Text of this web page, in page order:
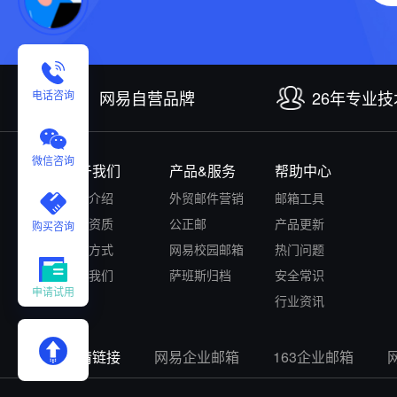
电话咨询
微信咨询
购买咨询
申请试用
网易自营品牌 26年专业
关于我们
公司介绍
认证资质
付款方式
联系我们
产品&服务
外贸邮件营销
公正邮
网易校园邮箱
萨班斯归档
帮助中心
邮箱工具
产品更新
热门问题
安全常识
行业资讯
友情链接 网易企业邮箱 163企业邮箱